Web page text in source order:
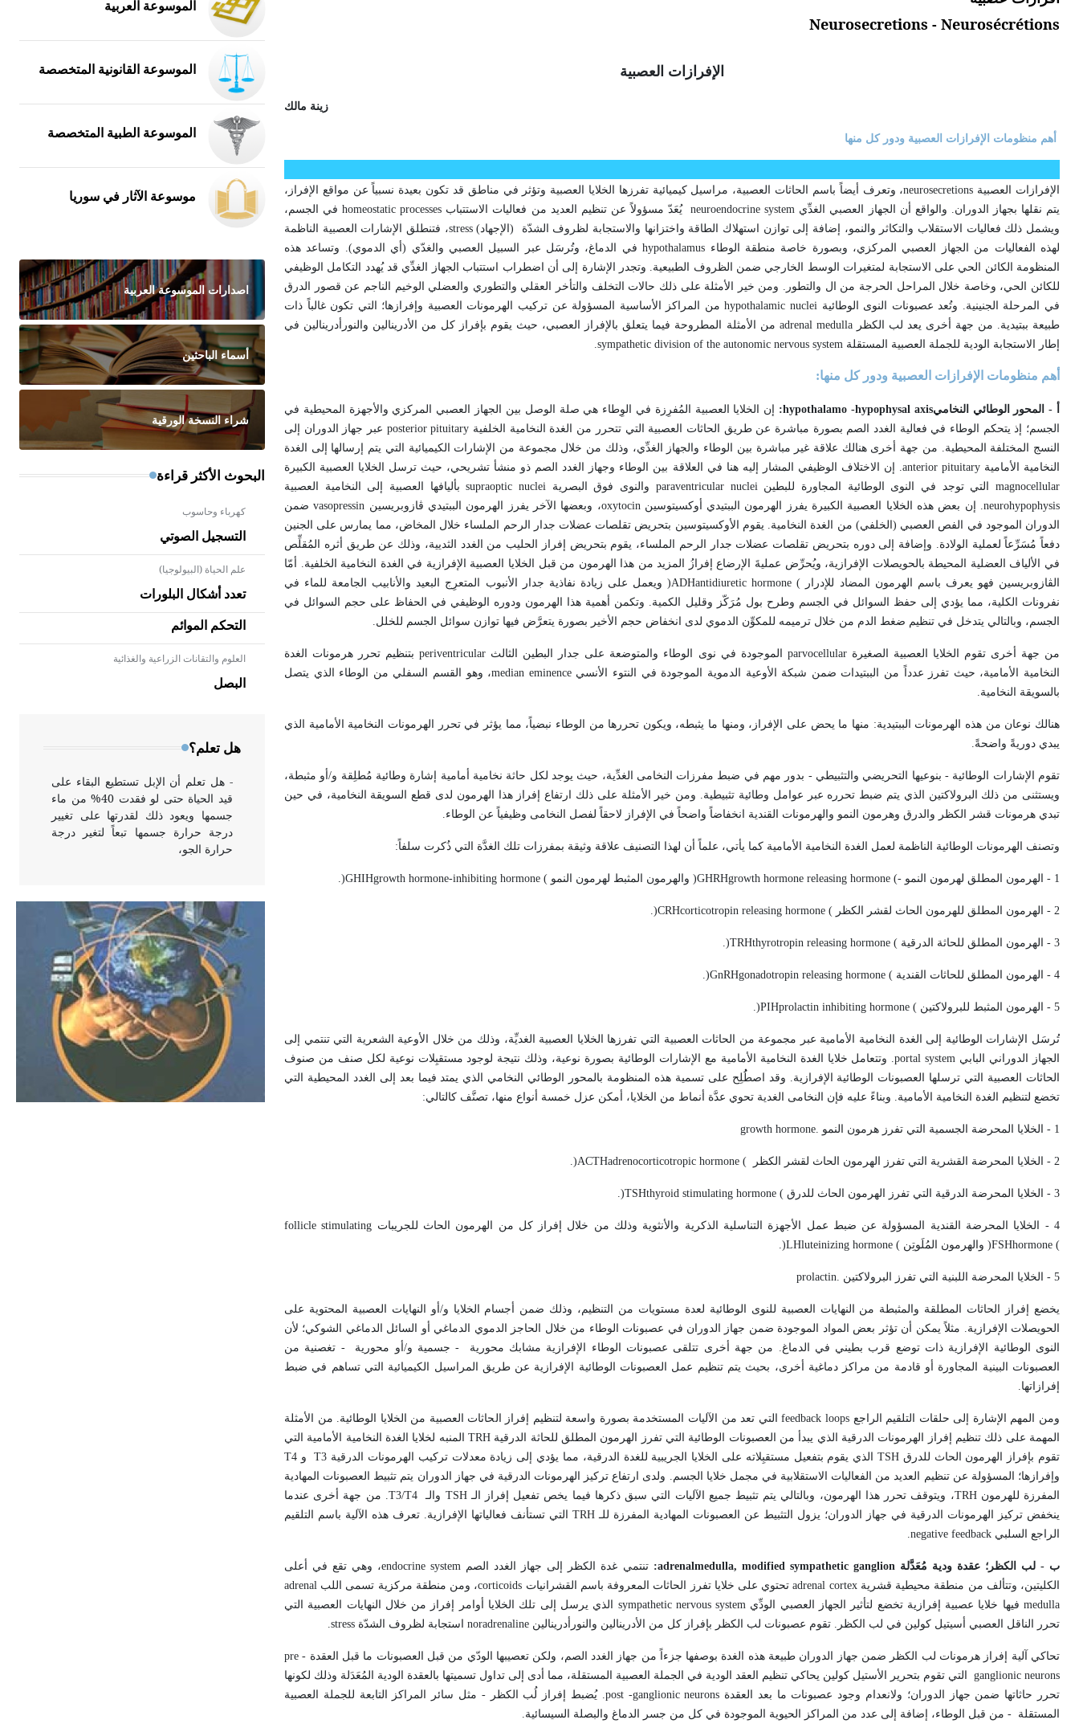
Neurosecretions - Neurosécrétions
الإفرازات العصبية
زينة مالك
أهم منظومات الإفرازات العصبية ودور كل منها
الإفرازات العصبية neurosecretions، وتعرف أيضاً باسم الحاثات العصبية، مراسيل كيميائية تفرزها الخلايا العصبية وتؤثر في مناطق قد تكون بعيدة نسبياً عن مواقع الإفراز،
يتم نقلها بجهاز الدوران. والواقع أن الجهاز العصبي الغدِّي neuroendocrine systemيُعَدّ مسؤولاً عن تنظيم العديد من فعاليات الاستتباب homeostatic processesفي الجسم،
ويشمل ذلك فعاليات الاستقلاب والتكاثر والنمو، إضافة إلى توازن استهلاك الطاقة واختزانها والاستجابة لظروف الشدّة (الإجهاد)stress، فتنطلق الإشارات العصبية الناظمة
لهذه الفعاليات من الجهاز العصبي المركزي، وبصورة خاصة منطقة الوطاء hypothalamusفي الدماغ، وتُرسَل عبر السبيل العصبي والغدّي (أي الدموي). وتساعد هذه
المنظومة الكائن الحي على الاستجابة لمتغيرات الوسط الخارجي ضمن الظروف الطبيعية. وتجدر الإشارة إلى أن اضطراب استتباب الجهاز الغدِّي قد يُهدد التكامل الوظيفي
للكائن الحي، وخاصة خلال المراحل الحرجة من ال والتطور. ومن خير الأمثلة على ذلك حالات التخلف والتأخر العقلي والتطوري والعضلي الوخيم الناجم عن قصور الدرق
في المرحلة الجنينية. وتُعد عصبونات النوى الوطائية hypothalamic nucleiمن المراكز الأساسية المسؤولة عن تركيب الهرمونات العصبية وإفرازها؛ التي تكون غالباً ذات
طبيعة ببتيدية. من جهة أخرى يعد لب الكظرadrenal medulla من الأمثلة المطروحة فيما يتعلق بالإفراز العصبي، حيث يقوم بإفراز كل من الأدرينالين والنورأدرينالين في
إطار الاستجابة الودية للجملة العصبية المستقلة sympathetic division of the autonomic nervous system
.
أهم منظومات الإفرازات العصبية ودور كل منها:
أ - المحور الوطائي النخاميhypothalamo -hypophysal axis
:
إن الخلايا العصبية المُفرِزة في الوِطاء هي صلة الوصل بين الجهاز العصبي المركزي والأجهزة المحيطية في
الجسم؛ إذ يتحكم الوطاء في فعالية الغدد الصم بصورة مباشرة عن طريق الحاثات العصبية التي تتحرر من الغدة النخامية الخلفية posterior pituitary عبر جهاز الدوران إلى
النسج المختلفة المحيطية. من جهة أخرى هنالك علاقة غير مباشرة بين الوطاء والجهاز الغدِّي، وذلك من خلال مجموعة من الإشارات الكيميائية التي يتم إرسالها إلى الغدة
النخامية الأماميةanterior pituitary. إن الاختلاف الوظيفي المشار إليه هنا في العلاقة بين الوطاء وجهاز الغدد الصم ذو منشأ تشريحي، حيث ترسل الخلايا العصبية الكبيرة
magnocellularالتي توجد في النوى الوطائية المجاورة للبطينparaventricular nuclei والنوى فوق البصرية supraoptic nucleiبأليافها العصبية إلى النخامية العصبية
neurohypophysis. إن بعض هذه الخلايا العصبية الكبيرة يفرز الهرمون الببتيدي أوكسيتوسينoxytocin، وبعضها الآخر يفرز الهرمون الببتيدي ڤازوبريسين vasopressinضمن
الدوران الموجود في الفص العصبي (الخلفي) من الغدة النخامية. يقوم الأوكسيتوسين بتحريض تقلصات عضلات جدار الرحم الملساء خلال المخاض، مما يمارس على الجنين
دفعاً مُسَرِّعاً لعملية الولادة. وإضافة إلى دوره بتحريض تقلصات عضلات جدار الرحم الملساء، يقوم بتحريض إفراز الحليب من الغدد الثديية، وذلك عن طريق أثره المُقلِّص
في الألياف العضلية المحيطة بالحويصلات الإفرازية، ويُحرِّض عمليةَ الإرضاع إفرازُ المزيد من هذا الهرمون من قبل الخلايا العصبية الإفرازية في الغدة النخامية الخلفية. أمّا
الڤازوبريسين فهو يعرف باسم الهرمون المضاد للإدرار antidiuretic hormone (
ADH
)ويعمل على زيادة نفاذية جدار الأنبوب المتعرِج البعيد والأنابيب الجامعة للماء في
نفرونات الكلية، مما يؤدي إلى حفظ السوائل في الجسم وطرح بول مُرَكّز وقليل الكمية. وتكمن أهمية هذا الهرمون ودوره الوظيفي في الحفاظ على حجم السوائل في
الجسم، وبالتالي يتدخل في تنظيم ضغط الدم من خلال ترميمه للمكوِّن الدموي لدى انخفاض حجم الأخير بصورة يتعرَّض فيها توازن سوائل الجسم للخلل.
من جهة أخرى تقوم الخلايا العصبية الصغيرةparvocellular الموجودة في نوى الوطاء والمتوضعة على جدار البطين الثالث periventricularبتنظيم تحرر هرمونات الغدة
النخامية الأمامية، حيث تفرز عدداً من الببتيدات ضمن شبكة الأوعية الدموية الموجودة في النتوء الأنسيmedian eminence، وهو القسم السفلي من الوطاء الذي يتصل
بالسويقة النخامية.
هنالك نوعان من هذه الهرمونات الببتيدية: منها ما يحض على الإفراز، ومنها ما يثبطه، ويكون تحررها من الوطاء نبضياً، مما يؤثر في تحرر الهرمونات النخامية الأمامية الذي
يبدي دوريةً واضحةً.
تقوم الإشارات الوطائية - بنوعيها التحريضي والتثبيطي - بدور مهم في ضبط مفرزات النخامى الغدِّية، حيث يوجد لكل حاثة نخامية أمامية إشارة وطائية مُطلِقة و/أو مثبطة،
ويستثنى من ذلك البرولاكتين الذي يتم ضبط تحرره عبر عوامل وطائية تثبيطية. ومن خير الأمثلة على ذلك ارتفاع إفراز هذا الهرمون لدى قطع السويقة النخامية، في حين
تبدي هرمونات قشر الكظر والدرق وهرمون النمو والهرمونات القندية انخفاضاً واضحاً في الإفراز لاحقاً لفصل النخامى وظيفياً عن الوطاء.
وتصنف الهرمونات الوطائية الناظمة لعمل الغدة النخامية الأمامية كما يأتي، علماً أن لهذا التصنيف علاقة وثيقة بمفرزات تلك الغدَّة التي ذُكرت سلفاً:
1 - الهرمون المطلق لهرمون النمو - growth hormone releasing hormone (
GHRH
) والهرمون المثبط لهرمون النمو growth hormone-inhibiting hormone (
GHIH
)
.
2 - الهرمون المطلق للهرمون الحاث لقشر الكظر corticotropin releasing hormone (
CRH
)
.
3 - الهرمون المطلق للحاثة الدرقية thyrotropin releasing hormone (
TRH
)
.
4 - الهرمون المطلق للحاثات القندية gonadotropin releasing hormone (
GnRH
)
.
5 - الهرمون المثبط للبرولاكتين prolactin inhibiting hormone (
PIH
)
.
تُرسَل الإشارات الوطائية إلى الغدة النخامية الأمامية عبر مجموعة من الحاثات العصبية التي تفرزها الخلايا العصبية الغديِّة، وذلك من خلال الأوعية الشعرية التي تنتمي إلى
الجهاز الدوراني البابي portal system. وتتعامل خلايا الغدة النخامية الأمامية مع الإشارات الوطائية بصورة نوعية، وذلك نتيجة لوجود مستقبِلات نوعية لكل صنف من صنوف
الحاثات العصبية التي ترسلها العصبونات الوطائية الإفرازية. وقد اصطُُلِح على تسمية هذه المنظومة بالمحور الوطائي النخامي الذي يمتد فيما بعد إلى الغدد المحيطية التي
تخضع لتنظيم الغدة النخامية الأمامية. وبناءً عليه فإن النخامى الغدية تحوي عدَّة أنماط من الخلايا، أمكن عزل خمسة أنواع منها، تصنَّف كالتالي:
1 - الخلايا المحرضة الجسمية التي تفرز هرمون النمو . growth hormone
2 - الخلايا المحرضة القشرية التي تفرز الهرمون الحاث لقشر الكظر adrenocorticotropic hormone (
ACTH
)
.
3 - الخلايا المحرضة الدرقية التي تفرز الهرمون الحاث للدرق thyroid stimulating hormone (
TSH
)
.
4 - الخلايا المحرضة القندية المسؤولة عن ضبط عمل الأجهزة التناسلية الذكرية والأنثوية وذلك من خلال إفراز كل من الهرمون الحاث للجريبات
follicle stimulating
hormone (
FSH
) والهرمون المُلَوتِن luteinizing hormone (
LH
)
.
5 - الخلايا المحرضة اللبنية التي تفرز البرولاكتين . prolactin
يخضع إفراز الحاثات المطلقة والمثبطة من النهايات العصبية للنوى الوطائية لعدة مستويات من التنظيم، وذلك ضمن أجسام الخلايا و/أو النهايات العصبية المحتوية على
الحويصلات الإفرازية. مثلاً يمكن أن تؤثر بعض المواد الموجودة ضمن جهاز الدوران في عصبونات الوطاء من خلال الحاجز الدموي الدماغي أو السائل الدماغي الشوكي؛ لأن
النوى الوطائية الإفرازية ذات توضع قرب بطيني في الدماغ. من جهة أخرى تتلقى عصبونات الوطاء الإفرازية مشابك محورية - جسمية و/أو محورية - تغصنية من
العصبونات البينية المجاورة أو قادمة من مراكز دماغية أخرى، بحيث يتم تنظيم عمل العصبونات الوطائية الإفرازية عن طريق المراسيل الكيميائية التي تساهم في ضبط
إفرازاتها.
ومن المهم الإشارة إلى حلقات التلقيم الراجعfeedback loopsالتي تعد من الآليات المستخدمة بصورة واسعة لتنظيم إفراز الحاثات العصبية من الخلايا الوطائية. من الأمثلة
المهمة على ذلك تنظيم إفراز الهرمونات الدرقية الذي يبدأ من العصبونات الوطائية التي تفرز الهرمون المطلق للحاثة الدرقية TRH المنبه لخلايا الغدة النخامية الأمامية التي
تقوم بإفراز الهرمون الحاث للدرقTSH الذي يقوم بتفعيل مستقبِلاته على الخلايا الجريبية للغدة الدرقية، مما يؤدي إلى زيادة معدلات تركيب الهرمونات الدرقية T3و T4
وإفرازها؛ المسؤولة عن تنظيم العديد من الفعاليات الاستقلابية في مجمل خلايا الجسم. ولدى ارتفاع تركيز الهرمونات الدرقية في جهاز الدوران يتم تثبيط العصبونات المهادية
المفرزة للهرمونTRH، ويتوقف تحرر هذا الهرمون، وبالتالي يتم تثبيط جميع الآليات التي سبق ذكرها فيما يخص تفعيل إفراز الـTSH والـT3/T4. من جهة أخرى عندما
ينخفض تركيز الهرمونات الدرقية في جهاز الدوران؛ يزول التثبيط عن العصبونات المهادية المفرزة للـ TRH التي تستأنف فعالياتها الإفرازية. تعرف هذه الآلية باسم التلقيم
الراجع السلبي negative feedback
.
ب - لب الكظر؛ عقدة ودية مُعَدَّلةadrenalmedulla, modified sympathetic ganglion
:تنتمي غدة الكظر إلى جهاز الغدد الصم endocrine system، وهي تقع في أعلى
الكليتين، وتتألف من منطقة محيطية قشريةadrenal cortexتحتوي على خلايا تفرز الحاثات المعروفة باسم القشرانيات corticoids، ومن منطقة مركزية تسمى اللب adrenal
medullaفيها خلايا عصبية إفرازية تخضع لتأثير الجهاز العصبي الودِّي sympathetic nervous system الذي يرسل إلى تلك الخلايا أوامر إفراز من خلال النهايات العصبية التي
تحرر الناقل العصبي أسيتيل كولين في لب الكظر. تقوم عصبونات لب الكظر بإفراز كل من الأدرينالين والنورأدرينالين noradrenaline استجابة لظروف الشدّة stress
.
تحاكي آلية إفراز هرمونات لب الكظر ضمن جهاز الدوران طبيعة هذه الغدة بوصفها جزءاً من جهاز الغدد الصم، ولكن تعصيبها الودّي من قبل العصبونات ما قبل العقدة pre -
ganglionic neurons التي تقوم بتحرير الأستيل كولين يحاكي تنظيم العقد الودية في الجملة العصبية المستقلة، مما أدى إلى تداول تسميتها بالعقدة الودية المُعَدَلة وذلك لكونها
تحرر حاثاتها ضمن جهاز الدوران؛ ولانعدام وجود عصبونات ما بعد العقدة post -ganglionic neurons. يُضبط إفراز لُب الكظر - مثل سائر المراكز التابعة للجملة العصبية
المستقلة - من قبل الوطاء، إضافة إلى عدد من المراكز الحيوية الموجودة في كل من جسر الدماغ والبصلة السيسائية.
الموسوعة العربية
الموسوعة القانونية المتخصصة
الموسوعة الطبية المتخصصة
موسوعة الآثار في سوريا
اصدارات الموسوعة العربية
أسماء الباحثين
شراء النسخة الورقية
البحوث الأكثر قراءة
كهرباء وحاسوب
التسجيل الصوتي
علم الحياة (البيولوجيا)
تعدد أشكال البلورات
التحكم الموائم
العلوم والتقانات الزراعية والغذائية
البصل
هل تعلم؟
- هل تعلم أن الأبلق نوع من الفنون
الهندسية التي ارتبطت بالعمارة
الإسلامية في بلاد الشام ومصر خاصة،
- هل تعلم أن الإبل تستطيع البقاء على
قيد الحياة حتى لو فقدت 40% من ماء
جسمها ويعود ذلك لقدرتها على تغيير
درجة حرارة جسمها تبعاً لتغير درجة
حرارة الجو،
- هل تعلم أن أبقراط كتب في الطب
أربعة مؤلفات هي: الحكم، الأدلة، تنظيم
التغذية، ورسالته في جروح الرأس.
ويعود له الفضل بأنه حرر الطب من
الدين والفلسفة.
- هل تعلم أن المرجان إفراز حيواني
يتكون في البحر ويتركب من مادة
كربونات الكلسيوم، وهو أحمر أو شديد
الحمرة وهو أجود أنواعه، ويمتاز بكبر
الحجم ويسمى الش